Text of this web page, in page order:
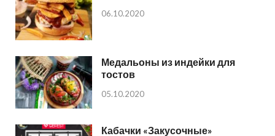
06.10.2020
Медальоны из индейки для
тостов
05.10.2020
Кабачки «Закусочные»